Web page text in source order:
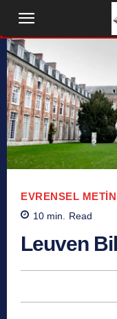
EVRENSEL
10 min. Read
Leuven